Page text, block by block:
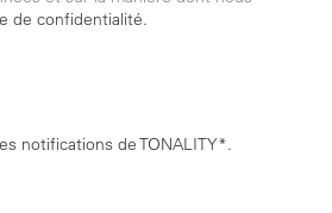
de confidentialité.
notifications de TONALITY*.